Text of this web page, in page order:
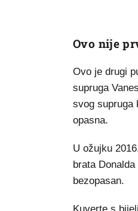
Ovo nije
Ovo je drugi
supruga
svog supruga
opasna.
U ožujku
brata
bezopasan.